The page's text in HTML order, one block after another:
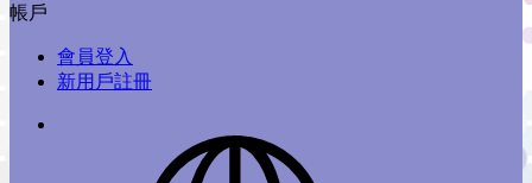
帳戶
會員登入
新用戶註冊